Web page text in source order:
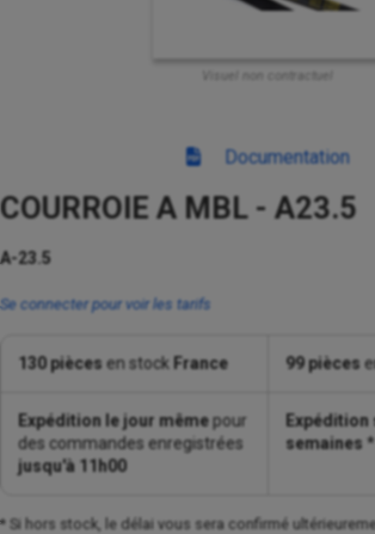
Visuel non contractuel
Documentation
COURROIE A MBL - A23.5
A-23.5
Se connecter pour voir les tarifs
130 piècesen stock France 99 pièces
Expédition le jour mêmepour
des commandes enregistrées
jusqu'à 11h00
Expédition
semaines *
* Si hors stock, le délai vous sera confirmé